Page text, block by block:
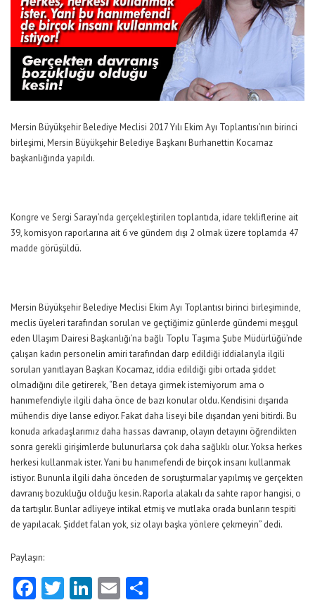
Mersin Büyükşehir Belediye Meclisi 2017 Yılı Ekim Ayı Toplantısı’nın birinci
birleşimi, Mersin Büyükşehir Belediye Başkanı Burhanettin Kocamaz
başkanlığında yapıldı.
Kongre ve Sergi Sarayı’nda gerçekleştirilen toplantıda, idare tekliflerine ait
39, komisyon raporlarına ait 6 ve gündem dışı 2 olmak üzere toplamda 47
madde görüşüldü.
Mersin Büyükşehir Belediye Meclisi Ekim Ayı Toplantısı birinci birleşiminde,
meclis üyeleri tarafından sorulan ve geçtiğimiz günlerde gündemi meşgul
eden Ulaşım Dairesi Başkanlığı’na bağlı Toplu Taşıma Şube Müdürlüğü’nde
çalışan kadın personelin amiri tarafından darp edildiği iddialarıyla ilgili
soruları yanıtlayan Başkan Kocamaz, iddia edildiği gibi ortada şiddet
olmadığını dile getirerek, “Ben detaya girmek istemiyorum ama o
hanımefendiyle ilgili daha önce de bazı konular oldu. Kendisini dışarıda
mühendis diye lanse ediyor. Fakat daha liseyi bile dışarıdan yeni bitirdi. Bu
konuda arkadaşlarımız daha hassas davranıp, olayın detayını öğrendikten
sonra gerekli girişimlerde bulunurlarsa çok daha sağlıklı olur. Yoksa herkes
herkesi kullanmak ister. Yani bu hanımefendi de birçok insanı kullanmak
istiyor. Bununla ilgili daha önceden de soruşturmalar yapılmış ve gerçekten
davranış bozukluğu olduğu kesin. Raporla alakalı da sahte rapor hangisi, o
da tartışılır. Bunlar adliyeye intikal etmiş ve mutlaka orada bunların tespiti
de yapılacak. Şiddet falan yok, siz olayı başka yönlere çekmeyin” dedi.
Paylaşın:
Facebook
Twitter
LinkedIn
Email